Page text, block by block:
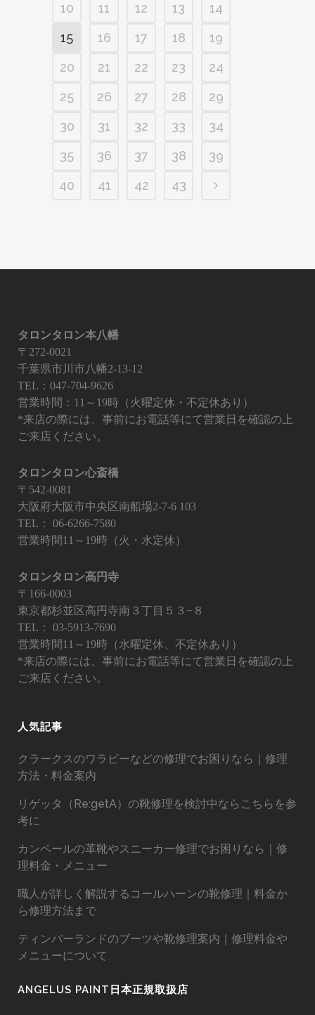
10
11 12 13
14
15
16 17 18
19
20
21 22 23
24
25
26 27 28
29
30
31 32 33
34
35
36 37 38
39
40
41 42 43
タロンタロン本八幡
〒272-0021
千葉県市川市八幡2-13-12
TEL：047-704-9626
営業時間：11～19時（火曜定休・不定休あり）
*来店の際には、事前にお電話等にて営業日を確認の上
ご来店ください。
タロンタロン心斎橋
〒542-0081
大阪府大阪市中央区南船場2-7-6 103
TEL：
06-6266-7580
営業時間11～19時（火・水定休）
タロンタロン高円寺
〒166-0003
東京都杉並区高円寺南３丁目５３−８
TEL：
03-5913-7690
営業時間11～19時（水曜定休、不定休あり）
*来店の際には、事前にお電話等にて営業日を確認の上
ご来店ください。
人気記事
クラークスのワラビーなどの修理でお困りなら｜修理
方法・料金案内
リゲッタ（Re:getA）の靴修理を検討中ならこちらを参
考に
カンペールの革靴やスニーカー修理でお困りなら｜修
理料金・メニュー
職人が詳しく解説するコールハーンの靴修理｜料金か
ら修理方法まで
ティンバーランドのブーツや靴修理案内｜修理料金や
メニューについて
ANGELUS PAINT日本正規取扱店